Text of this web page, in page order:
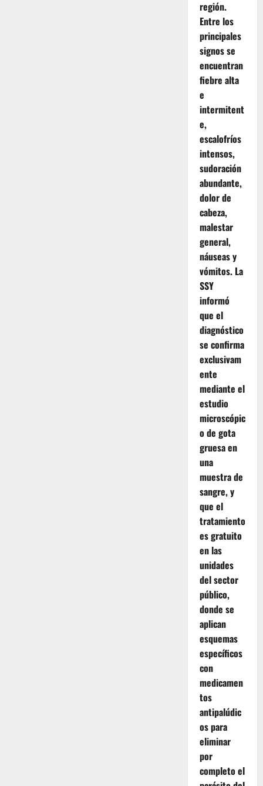
región.
Entre los
principales
signos se
encuentran
fiebre alta
e
intermitent
e,
escalofríos
intensos,
sudoración
abundante,
dolor de
cabeza,
malestar
general,
náuseas y
vómitos. La
SSY
informó
que el
diagnóstico
se confirma
exclusivam
ente
mediante el
estudio
microscópic
o de gota
gruesa en
una
muestra de
sangre, y
que el
tratamiento
es gratuito
en las
unidades
del sector
público,
donde se
aplican
esquemas
específicos
con
medicamen
tos
antipalúdic
os para
eliminar
por
completo el